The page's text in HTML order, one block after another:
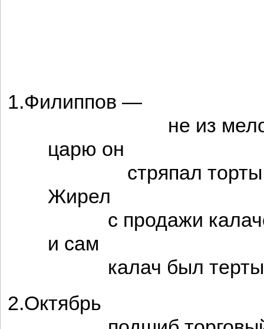
1.Филиппов —
не из
царю он
стряпал
Жирел
с продажи
и сам
калач был
2.Октябрь